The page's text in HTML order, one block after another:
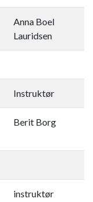
Anna Boel
Lauridsen
Instruktør
Berit Borg
instruktør